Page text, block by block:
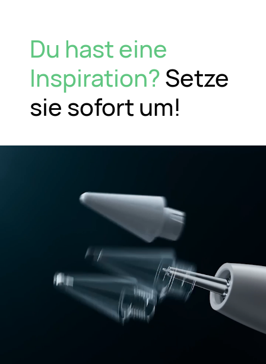
Du hast eine
Inspiration?Setze
sie sofort um!